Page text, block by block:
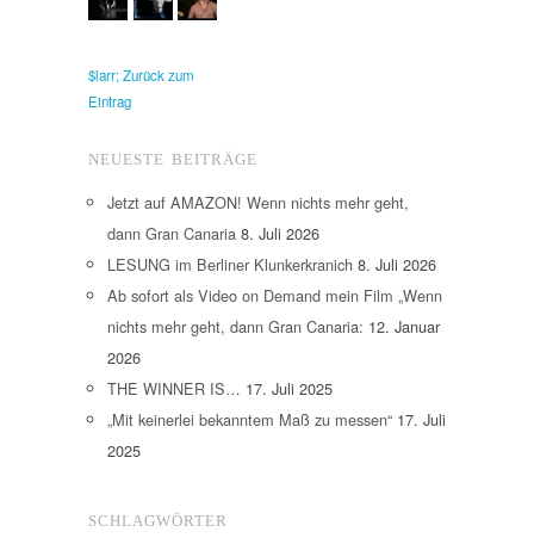
$larr; Zurück zum
Eintrag
NEUESTE BEITRÄGE
Jetzt auf AMAZON! Wenn nichts mehr geht,
dann Gran Canaria 8. Juli 2026
LESUNG im Berliner Klunkerkranich 8. Juli 2026
Ab sofort als Video on Demand mein Film „Wenn
nichts mehr geht, dann Gran Canaria: 12. Januar
2026
THE WINNER IS… 17. Juli 2025
„Mit keinerlei bekanntem Maß zu messen“ 17. Juli
2025
SCHLAGWÖRTER